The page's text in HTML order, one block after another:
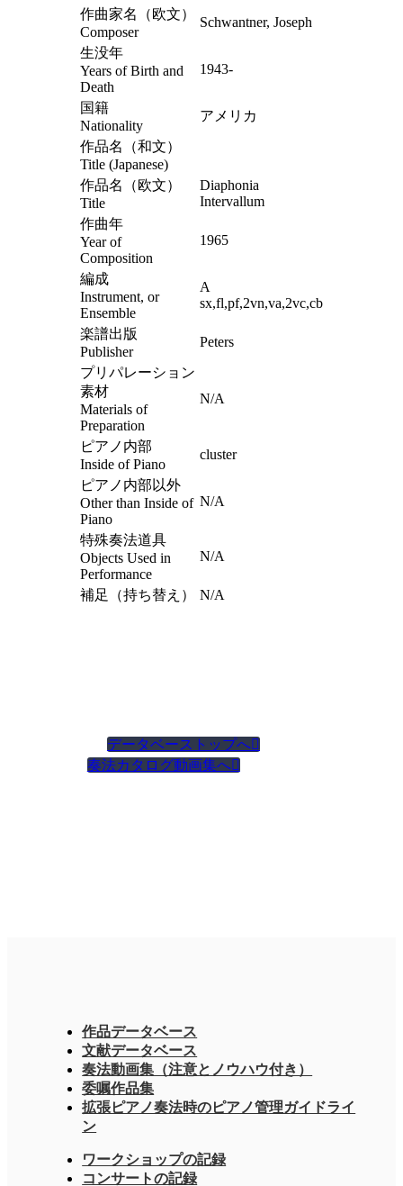
作曲家名（欧文）
Composer
Schwantner, Joseph
生没年
Years of Birth and
Death
1943-
国籍
Nationality
アメリカ
作品名（和文）
Title (Japanese)
作品名（欧文）
Title
Diaphonia
Intervallum
作曲年
Year of
Composition
1965
編成
Instrument, or
Ensemble
A
sx,fl,pf,2vn,va,2vc,cb
楽譜出版
Publisher
Peters
プリパレーション
素材
Materials of
Preparation
N/A
ピアノ内部
Inside of Piano
cluster
ピアノ内部以外
Other than Inside of
Piano
N/A
特殊奏法道具
Objects Used in
Performance
N/A
補足（持ち替え） N/A
データベーストップへ
奏法カタログ動画集へ
作品データベース
文献データベース
奏法動画集（注意とノウハウ付き）
委嘱作品集
拡張ピアノ奏法時のピアノ管理ガイドライ
ン
ワークショップの記録
コンサートの記録